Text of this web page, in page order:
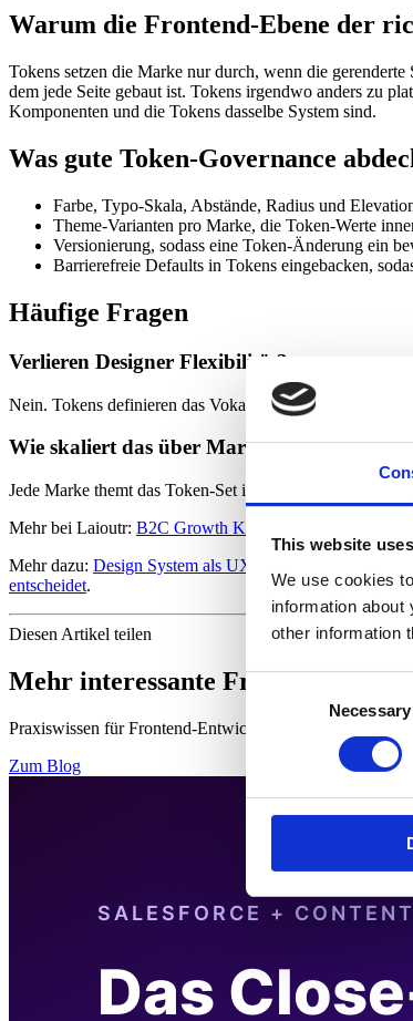
This website
We use cookies
information
other information
Consent
Necessary
Warum die Frontend-Ebene der
Tokens setzen die Marke nur durch, wenn die
dem jede Seite gebaut ist. Tokens irgendwo anders zu
Komponenten und die Tokens dasselbe System sind.
Was gute Token-Governance
Farbe, Typo-Skala, Abstände, Radius und
Theme-Varianten pro Marke, die Token-Werte
Versionierung, sodass eine Token-Änderung ein
Barrierefreie Defaults in Tokens eingebacken,
Häufige Fragen
Verlieren Designer Flexibilität?
Nein. Tokens definieren das Vokabular, Designer
Wie skaliert das über Marken?
Jede Marke themt das Token-Set innerhalb zentraler
Mehr bei Laioutr: B2C Growth Kit
Mehr dazu: Design System als UX-Fundament: Wie
entscheidet.
Diesen Artikel teilen
Mehr interessante Frontend
Praxiswissen für Frontend-Entwicklung, smarte Agenten
Zum Blog